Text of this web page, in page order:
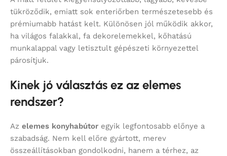
tükröződik, emiatt sok enteriőrben természetesebb és
prémiumabb hatást kelt. Különösen jól működik akkor,
ha világos falakkal, fa dekorelemekkel, kőhatású
munkalappal vagy letisztult gépészeti környezettel
párosítjuk.
Kinek jó választás ez az elemes
rendszer?
Az elemes konyhabútor egyik legfontosabb előnye a
szabadság. Nem kell előre gyártott, merev
összeállításokban gondolkodni, hanem a térhez, az